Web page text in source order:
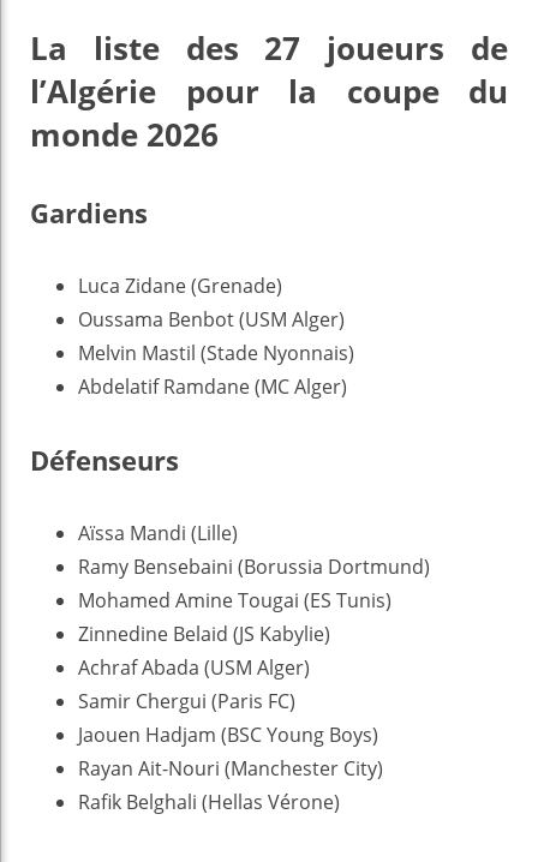
La liste des 27 joueurs de
l’Algérie pour la coupe du
monde 2026
Gardiens
Luca Zidane (Grenade)
Oussama Benbot (USM Alger)
Melvin Mastil (Stade Nyonnais)
Abdelatif Ramdane (MC Alger)
Défenseurs
Aïssa Mandi (Lille)
Ramy Bensebaini (Borussia Dortmund)
Mohamed Amine Tougai (ES Tunis)
Zinnedine Belaid (JS Kabylie)
Achraf Abada (USM Alger)
Samir Chergui (Paris FC)
Jaouen Hadjam (BSC Young Boys)
Rayan Ait-Nouri (Manchester City)
Rafik Belghali (Hellas Vérone)